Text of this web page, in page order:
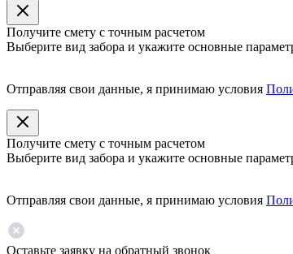
Получите смету с точным расчетом
Выберите вид забора и укажите основные
Отправляя свои данные, я принимаю условия
Получите смету с точным расчетом
Выберите вид забора и укажите основные
Отправляя свои данные, я принимаю условия
Оставьте заявку на обратный звонок